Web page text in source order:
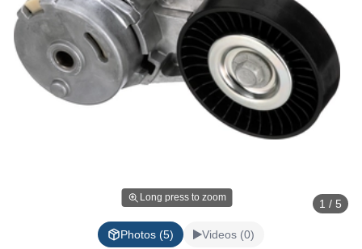
Long press to zoom 1 / 5
Photos (5) Videos (0)